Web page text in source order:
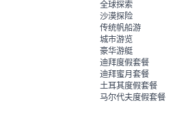
全球探索
沙漠探险
传统帆船游
城市游览
豪华游艇
迪拜度假套餐
迪拜蜜月套餐
土耳其度假套餐
马尔代夫度假套餐